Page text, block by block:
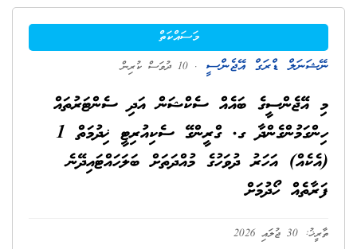
މަސައްކަތް
ނޭޝަނަލް ޑްރަގް އޭޖެންސީ . 10 ދުވަސް ކުރިން
މި އޭޖެންސީގެ ބައެއް ސެކްޝަން އަދި ސެންޓަރުތައް
ހިންގަމުންގެންދާ ގ. ގްރީންގޭ ސެކިއުރިޓީ ޚިދުމަތް 1
(އެކެއް) އަހަރު ދުވަހުގެ މުއްދަތަށް ބަލަހައްޓައިދޭނެ
ފަރާތެއް ހޯދުމަށް
ތާރީޚު: 30 ޖުލައި 2026